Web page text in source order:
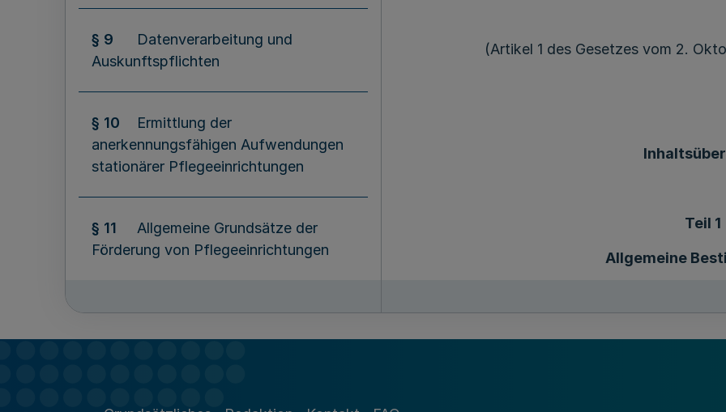
§ 9
Datenverarbeitung und
Auskunftspflichten
§ 10
Ermittlung der
anerkennungsfähigen Aufwendungen
stationärer Pflegeeinrichtungen
§ 11
Allgemeine Grundsätze der
Förderung von Pflegeeinrichtungen
§ 12
Förderung ambulanter
(Artikel 1 des Gesetzes vom 2.
Teil 1
Allgemeine